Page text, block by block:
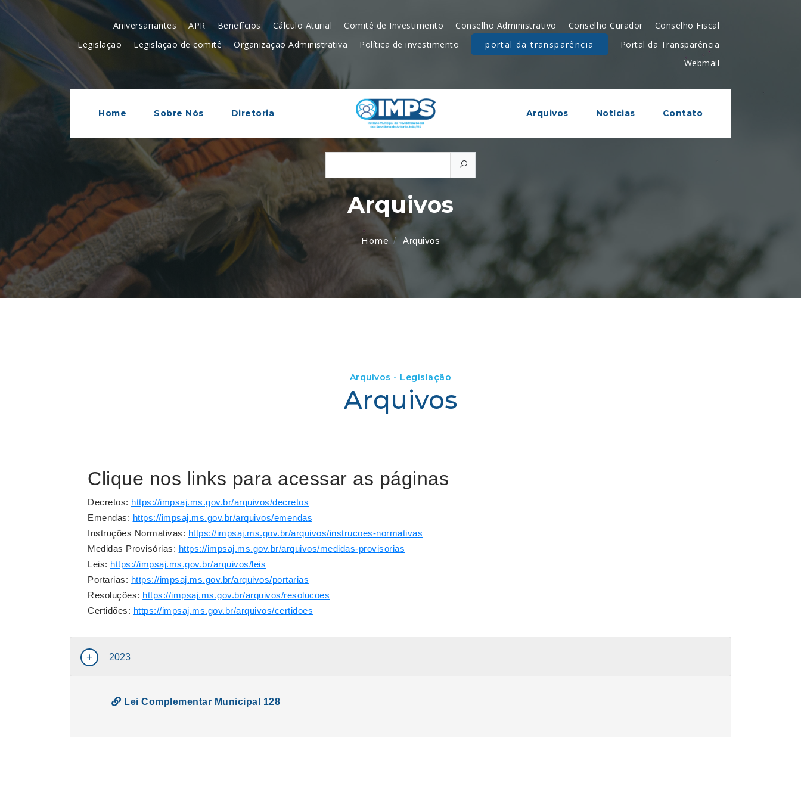
Aniversariantes APR Benefícios Cálculo Aturial Comitê de Investimento Conselho Administrativo Conselho Curador
Conselho Fiscal
Legislação
Legislação de comitê Organização Administrativa Política de investimento portal da transparência
Portal da Transparência
Webmail
Home Sobre Nós Diretoria Arquivos Notícias Contato
Arquivos
Home Arquivos
Arquivos - Legislação
Arquivos
Clique nos links para acessar as páginas
Decretos: https://impsaj.ms.gov.br/arquivos/decretos
Emendas: https://impsaj.ms.gov.br/arquivos/emendas
Instruções Normativas: https://impsaj.ms.gov.br/arquivos/instrucoes-normativas
Medidas Provisórias: https://impsaj.ms.gov.br/arquivos/medidas-provisorias
Leis: https://impsaj.ms.gov.br/arquivos/leis
Portarias: https://impsaj.ms.gov.br/arquivos/portarias
Resoluções: https://impsaj.ms.gov.br/arquivos/resolucoes
Certidões: https://impsaj.ms.gov.br/arquivos/certidoes
2023
Lei Complementar Municipal 128